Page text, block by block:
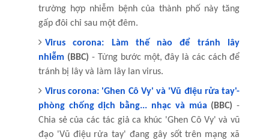
trường hợp nhiễm bệnh của thành phố này tăng
gấp đôi chỉ sau một đêm.
Virus corona: Làm thế nào để tránh lây
nhiễm(BBC) - Từng bước một, đây là các cách để
tránh bị lây và làm lây lan virus.
Virus corona: 'Ghen Cô Vy' và 'Vũ điệu rửa tay'-
phòng chống dịch bằng... nhạc và múa (BBC) -
Chia sẻ của các tác giả ca khúc 'Ghen Cô Vy' và vũ
đạo 'Vũ điệu rửa tay' đang gây sốt trên mạng xã